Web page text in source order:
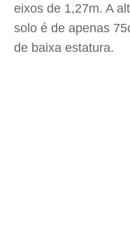
eixos de 1,27m. A
solo é de apenas
de baixa estatura.